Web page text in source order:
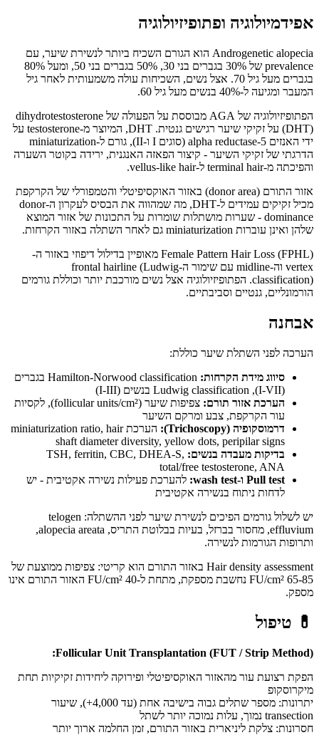
אפידמיולוגיה ופתופיזיולוגיה
Androgenetic alopecia הוא הגורם השכיח ביותר לנשירת שיער, עם
prevalence של 30% בגברים בני 30, 50% בגברים בני 50, ומעל 80%
בגברים מעל גיל 70. אצל נשים, השכיחות עולה משמעותית לאחר גיל
המעבר ומגיעה ל-40% בנשים מעל גיל 60.
הפתופיזיולוגיה של AGA מבוססת על הפעולה של dihydrotestosterone
(DHT) על זקיקי שיער רגישים גנטית. DHT, המיוצר מ-testosterone על
ידי האנזים 5-alpha reductase (סוגים I ו-II), גורם ל-miniaturization
הדרגתי של זקיקי השיער - קיצור הפאזה האנגנית, ירידה בקוטר השערה
והפיכתה מ-terminal hair ל-vellus-like hair.
אזור התורם (donor area) באזור האוקסיפיטלי והטמפורלי של הקרקפת
מכיל זקיקים עמידים ל-DHT, מה שמהווה את הבסיס לעקרון ה-donor
dominance - שערות מושתלות שומרות על התכונות של אזור המוצא
שלהן ואינן עוברות miniaturization גם לאחר השתלה באזור הקרחות.
Female Pattern Hair Loss (FPHL) מאופיין בדילול דיפוזי באזור ה-
vertex וה-midline עם שימור ה-frontal hairline (Ludwig
classification). הפתופיזיולוגיה אצל נשים מורכבת יותר וכוללת גורמים
הורמונליים, גנטיים וסביבתיים.
אבחנה
הערכה לפני השתלת שיער כוללת:
סיווג מידת הקרחות:
Hamilton-Norwood classification בגברים
(I-VII), Ludwig classification בנשים (I-III)
הערכת אזור תורם:
צפיפות שיער (follicular units/cm²), לקסיות
עור הקרקפת, צבע ומרקם השיער
דרמוסקופיה (Trichoscopy):
הערכת miniaturization ratio, hair
shaft diameter diversity, yellow dots, peripilar signs
בדיקות מעבדה בנשים: TSH, ferritin, CBC, DHEA-S,
total/free testosterone, ANA
Pull test ו-wash test:
להערכת פעילות נשירה אקטיבית - יש
לדחות ניתוח בנשירה אקטיבית
יש לשלול גורמים הפיכים לנשירת שיער לפני ההשתלה: telogen
effluvium, מחסור בברזל, בעיות בבלוטת התריס, alopecia areata,
ותרופות הגורמות לנשירה.
Hair density assessment באזור התורם הוא קריטי: צפיפות ממוצעת של
65-85 FU/cm² נחשבת מספקת, מתחת ל-40 FU/cm² האזור התורם אינו
מספק.
💊 טיפול
Follicular Unit Transplantation (FUT / Strip Method):
הפקת רצועת עור מהאזור האוקסיפיטלי ופירוקה ליחידות זקיקיות תחת
מיקרוסקופ
יתרונות: מספר שתלים גבוה בישיבה אחת (עד 4,000+), שיעור
transection נמוך, עלות נמוכה יותר לשתל
חסרונות: צלקת ליניארית באזור התורם, זמן החלמה ארוך יותר